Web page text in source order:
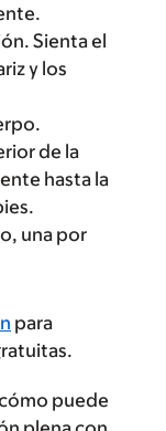
Sienta el
y los
de la
hasta la
una por
para
puede